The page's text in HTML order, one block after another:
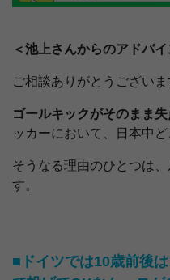
＜池上さんからのアドバイ
ご相談ありがとうございま
ゴールキックがそのまま
ッカーにおいて、日本中
そうなる理由のひとつは
す。
■ドイツでは10歳前後